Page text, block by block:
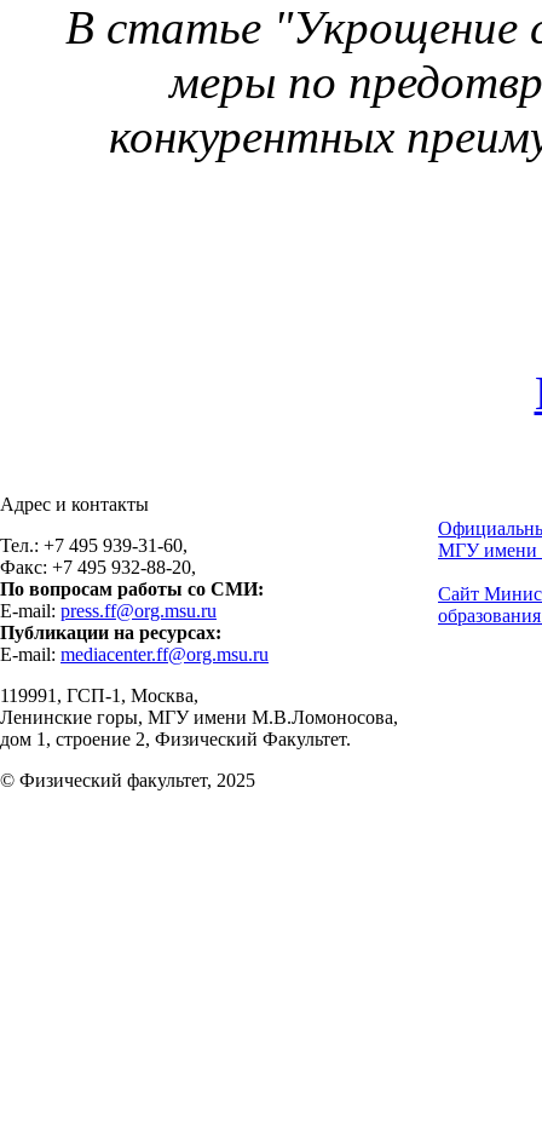
В статье "Укрощение
меры по
конкурентных
Адрес и контакты
Тел.: +7 495 939-31-60,
Факс: +7 495 932-88-20,
По вопросам работы со СМИ:
E-mail: press.ff@org.msu.ru
Публикации на ресурсах:
E-mail: mediacenter.ff@org.msu.ru
119991, ГСП-1, Москва,
Ленинские горы, МГУ имени М.В.Ломоносова,
дом 1, строение 2, Физический Факультет.
© Физический факультет, 2025
МГУ имени
Сайт